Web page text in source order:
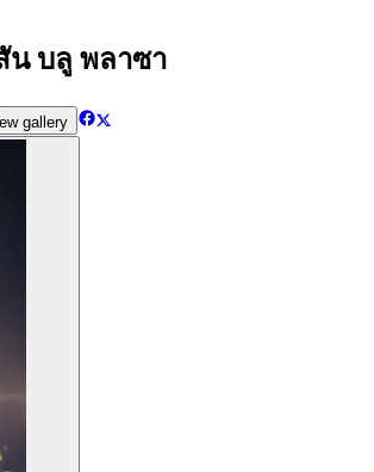
น บลู พลาซา
gallery